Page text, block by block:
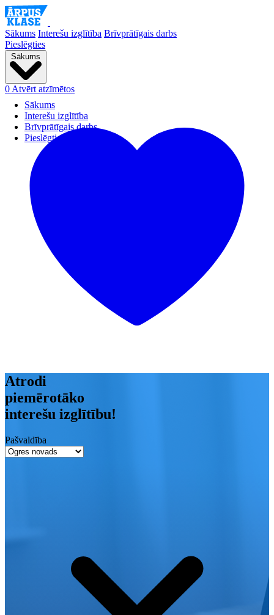
Sākums Interešu izglītība Brīvprātīgais darbs
Pieslēgties
Sākums
Sākums
Interešu izglītība
Brīvprātīgais darbs
Pieslēgties
0 Atvērt atzīmētos
Atrodi
piemērotāko
interešu izglītību!
Pašvaldība